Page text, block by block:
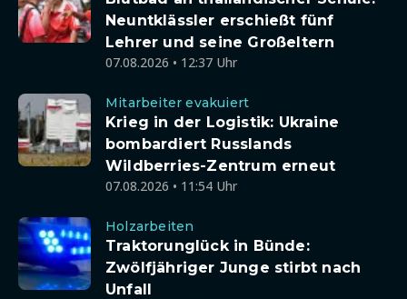
Neuntklässler erschießt fünf
Lehrer und seine Großeltern
07.08.2026 • 12:37 Uhr
Mitarbeiter evakuiert
Krieg in der Logistik: Ukraine
bombardiert Russlands
Wildberries-Zentrum erneut
07.08.2026 • 11:54 Uhr
Holzarbeiten
Traktorunglück in Bünde:
Zwölfjähriger Junge stirbt nach
Unfall